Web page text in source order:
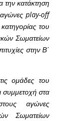
την κατάκτηση
play-off
του
Σωματείων
στην Β΄
ομάδες του
συμμετοχή στα
αγώνες
Σωματείων